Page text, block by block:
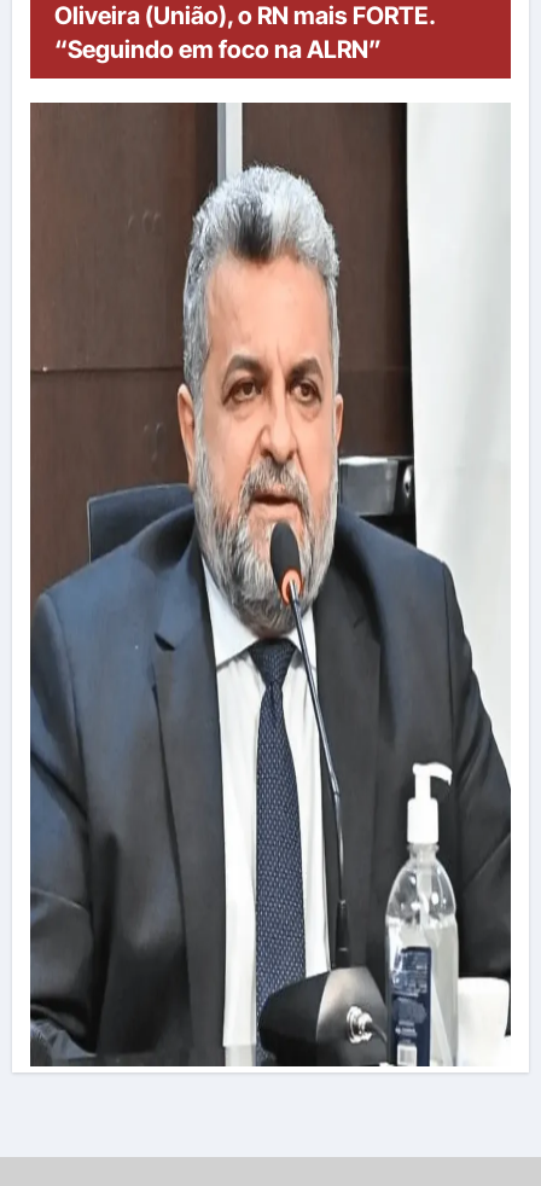
Oliveira (União), o RN mais FORTE.
“Seguindo em foco na ALRN”